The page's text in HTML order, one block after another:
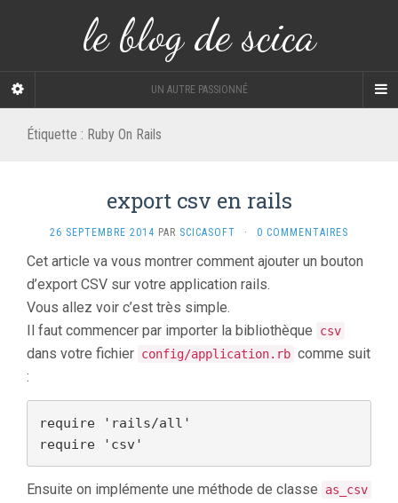
le blog de scica
UN AUTRE PASSIONNÉ
Étiquette : Ruby On Rails
export csv en rails
26 SEPTEMBRE 2014 PAR SCICASOFT · 0 COMMENTAIRES
Cet article va vous montrer comment ajouter un bouton
d’export CSV sur votre application rails.
Vous allez voir c’est très simple.
Il faut commencer par importer la bibliothèque
csv
dans votre fichier config/application.rb comme suit
:
require 'rails/all'
require 'csv'
Ensuite on implémente une méthode de classe as_csv